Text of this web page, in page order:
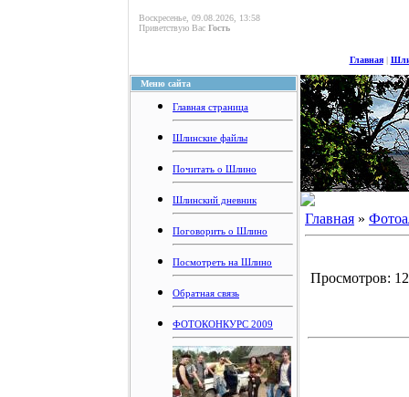
Воскресенье, 09.08.2026, 13:58
Приветствую Вас Гость
Главная|
Меню сайта
Главная страница
Шлинские файлы
Почитать о Шлино
Шлинский дневник
Поговорить о Шлино
Посмотреть на Шлино
Обратная связь
ФОТОКОНКУРС 2009
Главная »
Просмотров: